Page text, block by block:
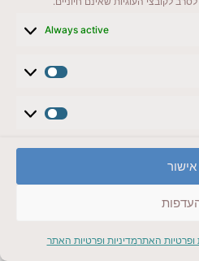
Always active
אישור
ופרטיות האתרמדיניות ופרטיות האתר
בקולמר